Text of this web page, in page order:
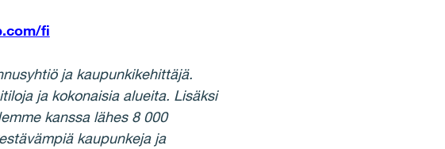
fi
ja kaupunkikehittäjä.
ja kokonaisia alueita. Lisäksi
kanssa lähes 8 000
kaupunkeja ja